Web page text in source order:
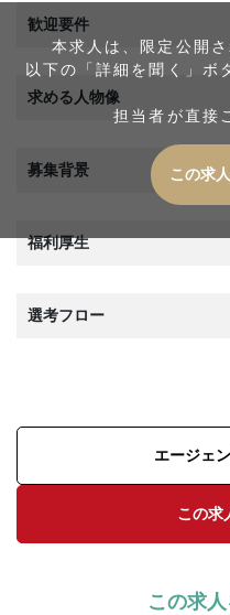
本求人は、限定公開
以下の「詳細を聞く」ボ
担当者が直接
この求
歓迎要件
求める人物像
募集背景
福利厚生
選考フロー
エージェ
この求
この求人